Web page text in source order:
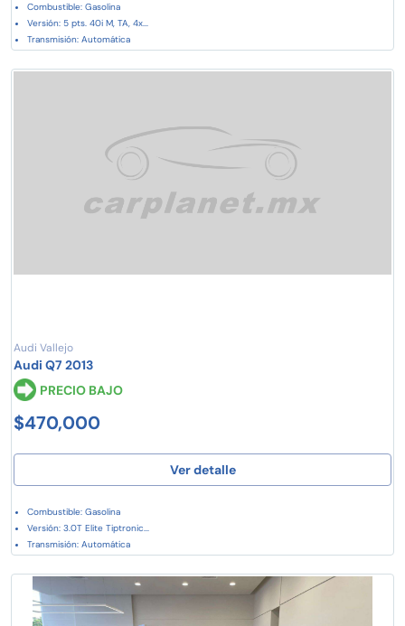
Combustible: Gasolina
Versión: 5 pts. 40i M, TA, 4x...
Transmisión: Automática
Audi Vallejo
Audi Q7 2013
PRECIO BAJO
$470,000
Ver detalle
Combustible: Gasolina
Versión: 3.0T Elite Tiptronic...
Transmisión: Automática